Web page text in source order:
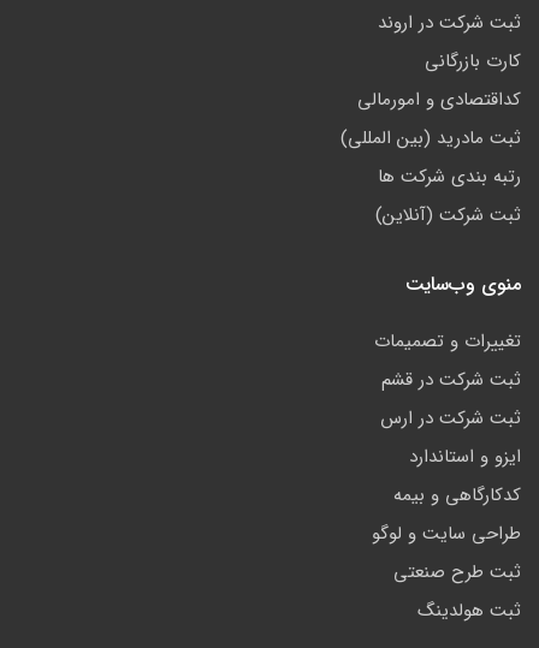
ثبت شرکت در اروند
کارت بازرگانی
کداقتصادی و امورمالی
ثبت مادرید (بین المللی)
رتبه بندی شرکت ها
ثبت شرکت (آنلاین)
منوی وب‌سایت
تغییرات و تصمیمات
ثبت شرکت در قشم
ثبت شرکت در ارس
ایزو و استاندارد
کدکارگاهی و بیمه
طراحی سایت و لوگو
ثبت طرح صنعتی
ثبت هولدینگ